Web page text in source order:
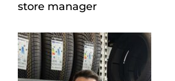
store manager